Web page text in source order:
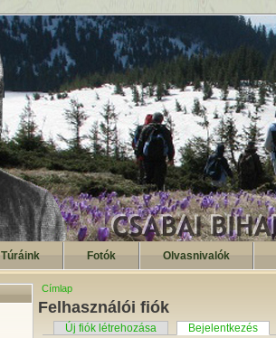
Túráink Fotók Olvasnivalók
Címlap
Felhasználói fiók
Új fiók létrehozása Bejelentkezés